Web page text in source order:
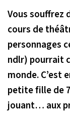
Vous souffrez
cours de
personnages
ndlr) pourrait
monde. C’est
petite fille de
jouant… aux